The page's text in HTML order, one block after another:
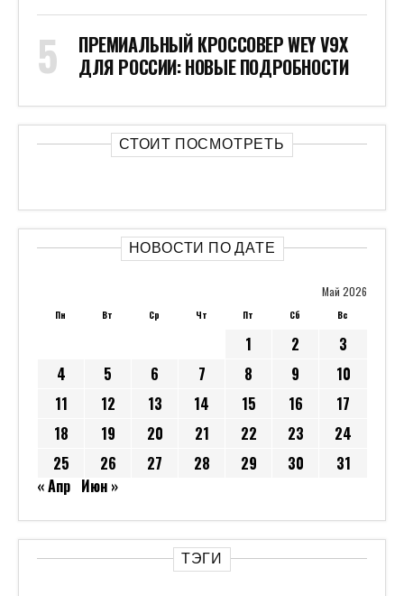
ПРЕМИАЛЬНЫЙ КРОССОВЕР WEY V9X
ДЛЯ РОССИИ: НОВЫЕ ПОДРОБНОСТИ
СТОИТ ПОСМОТРЕТЬ
НОВОСТИ ПО ДАТЕ
Май 2026
Пн Вт Ср Чт Пт Сб Вс
1 2
3
4
5 6 7 8 9
10
11
12 13 14 15 16
17
18
19 20 21 22 23
24
25
26 27 28 29 30
31
« Апр Июн »
ТЭГИ